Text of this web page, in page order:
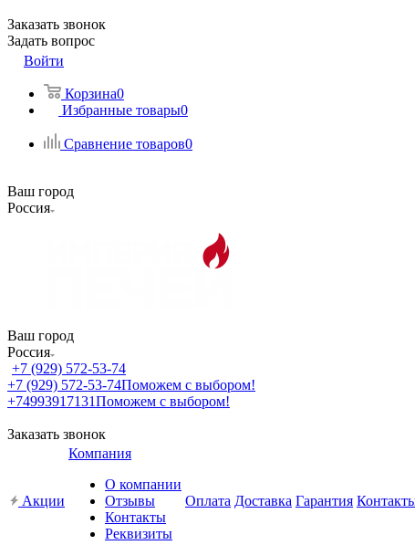
Заказать звонок
Задать вопрос
Войти
Корзина0
Избранные товары0
Сравнение товаров0
Ваш город
Россия
Ваш город
Россия
+7 (929) 572-53-74
+7 (929) 572-53-74Поможем с выбором!
+74993917131Поможем с выбором!
Заказать звонок
Акции
Компания
О компании
Отзывы
Контакты
Реквизиты
Оплата Доставка Гарантия